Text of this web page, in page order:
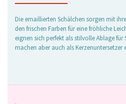
Die emaillierten Schälchen sorgen mit
den frischen Farben für eine fröhliche
eignen sich perfekt als stilvolle Ablage
machen aber auch als Kerzenuntersetzer